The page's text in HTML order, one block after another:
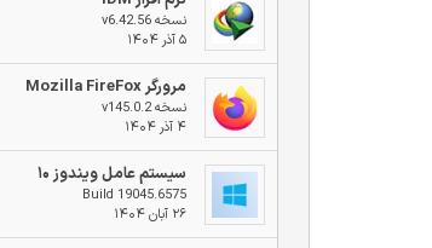
نسخه v6.42.56
۵ آذر ۱۴۰۴
مرورگر Mozilla FireFox
نسخه v145.0.2
۴ آذر ۱۴۰۴
سیستم عامل ویندوز ۱۰
Build 19045.6575
۲۶ آبان ۱۴۰۴